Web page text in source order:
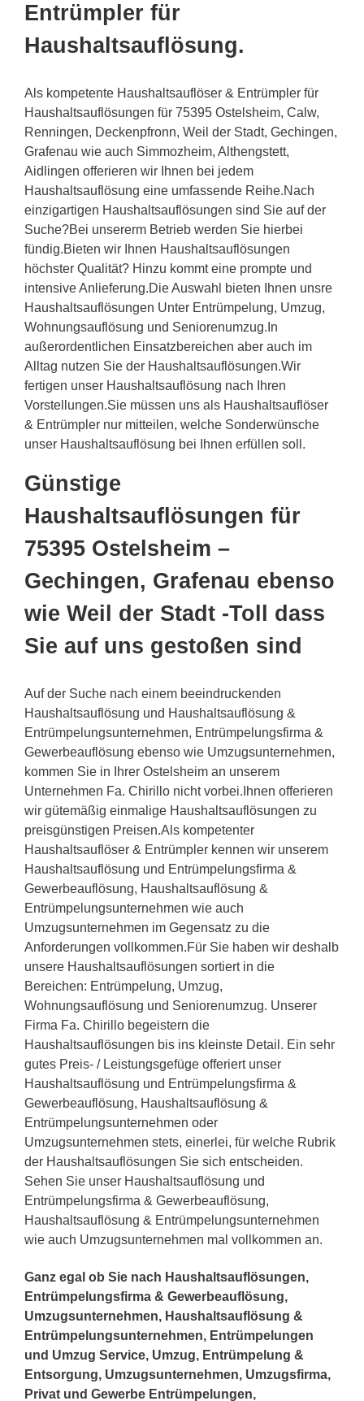
Entrümpler für
Haushaltsauflösung.
Als kompetente Haushaltsauflöser & Entrümpler für
Haushaltsauflösungen für 75395 Ostelsheim, Calw,
Renningen, Deckenpfronn, Weil der Stadt, Gechingen,
Grafenau wie auch Simmozheim, Althengstett,
Aidlingen offerieren wir Ihnen bei jedem
Haushaltsauflösung eine umfassende Reihe.Nach
einzigartigen Haushaltsauflösungen sind Sie auf der
Suche?Bei unsererm Betrieb werden Sie hierbei
fündig.Bieten wir Ihnen Haushaltsauflösungen
höchster Qualität? Hinzu kommt eine prompte und
intensive Anlieferung.Die Auswahl bieten Ihnen unsre
Haushaltsauflösungen Unter Entrümpelung, Umzug,
Wohnungsauflösung und Seniorenumzug.In
außerordentlichen Einsatzbereichen aber auch im
Alltag nutzen Sie der Haushaltsauflösungen.Wir
fertigen unser Haushaltsauflösung nach Ihren
Vorstellungen.Sie müssen uns als Haushaltsauflöser
& Entrümpler nur mitteilen, welche Sonderwünsche
unser Haushaltsauflösung bei Ihnen erfüllen soll.
Günstige
Haushaltsauflösungen für
75395 Ostelsheim –
Gechingen, Grafenau ebenso
wie Weil der Stadt -Toll dass
Sie auf uns gestoßen sind
Auf der Suche nach einem beeindruckenden
Haushaltsauflösung und Haushaltsauflösung &
Entrümpelungsunternehmen, Entrümpelungsfirma &
Gewerbeauflösung ebenso wie Umzugsunternehmen,
kommen Sie in Ihrer Ostelsheim an unserem
Unternehmen Fa. Chirillo nicht vorbei.Ihnen offerieren
wir gütemäßig einmalige Haushaltsauflösungen zu
preisgünstigen Preisen.Als kompetenter
Haushaltsauflöser & Entrümpler kennen wir unserem
Haushaltsauflösung und Entrümpelungsfirma &
Gewerbeauflösung, Haushaltsauflösung &
Entrümpelungsunternehmen wie auch
Umzugsunternehmen im Gegensatz zu die
Anforderungen vollkommen.Für Sie haben wir deshalb
unsere Haushaltsauflösungen sortiert in die
Bereichen: Entrümpelung, Umzug,
Wohnungsauflösung und Seniorenumzug. Unserer
Firma Fa. Chirillo begeistern die
Haushaltsauflösungen bis ins kleinste Detail. Ein sehr
gutes Preis- / Leistungsgefüge offeriert unser
Haushaltsauflösung und Entrümpelungsfirma &
Gewerbeauflösung, Haushaltsauflösung &
Entrümpelungsunternehmen oder
Umzugsunternehmen stets, einerlei, für welche Rubrik
der Haushaltsauflösungen Sie sich entscheiden.
Sehen Sie unser Haushaltsauflösung und
Entrümpelungsfirma & Gewerbeauflösung,
Haushaltsauflösung & Entrümpelungsunternehmen
wie auch Umzugsunternehmen mal vollkommen an.
Ganz egal ob Sie nach Haushaltsauflösungen,
Entrümpelungsfirma & Gewerbeauflösung,
Umzugsunternehmen, Haushaltsauflösung &
Entrümpelungsunternehmen, Entrümpelungen
und Umzug Service, Umzug, Entrümpelung &
Entsorgung, Umzugsunternehmen, Umzugsfirma,
Privat und Gewerbe Entrümpelungen,